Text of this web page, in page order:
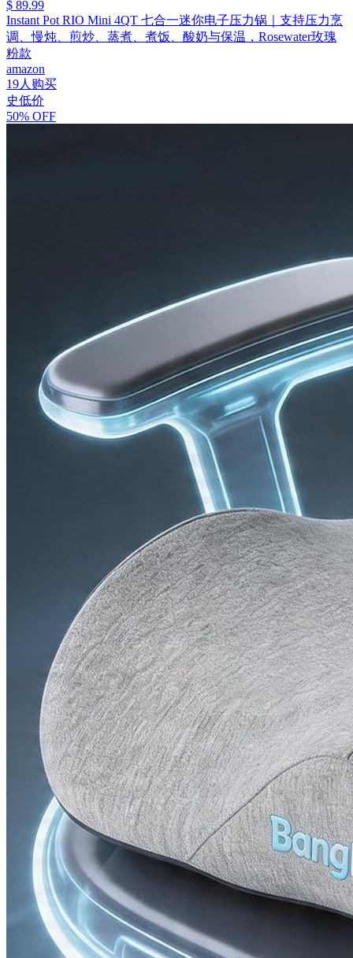
$ 89.99
Instant Pot RIO Mini 4QT 七合一迷你电子压力锅｜支持压力烹
调、慢炖、煎炒、蒸煮、煮饭、酸奶与保温，Rosewater玫瑰
粉款
amazon
19人购买
史低价
50% OFF